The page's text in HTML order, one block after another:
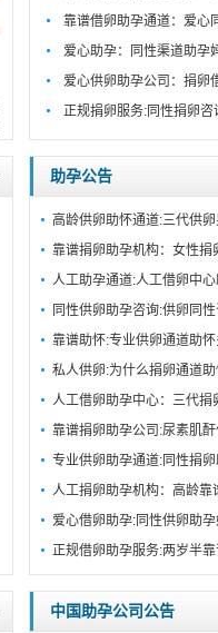
靠谱借卵助孕通道：爱心
爱心助孕：同性渠道助孕
爱心供卵助孕公司：捐卵
正规捐卵服务:同性捐卵
助孕公告
高龄供卵助怀通道:三代供
靠谱捐卵助孕机构：女性
人工助孕通道:人工借卵中
同性供卵助孕咨询:供卵同
靠谱助怀:专业供卵通道助
私人供卵:为什么捐卵通道
人工借卵助孕中心：三代
靠谱捐卵助孕公司:尿素肌
专业供卵助孕通道:同性捐
人工捐卵助孕机构：高龄
爱心借卵助孕:同性供卵助
正规借卵助孕服务:两岁半
中国助孕公司公告